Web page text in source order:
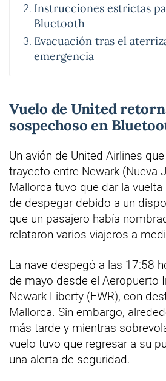
Instrucciones estrictas
Bluetooth
Evacuación tras el
emergencia
Vuelo de United
sospechoso en
Un avión de United Airlines
trayecto entre Newark (Nueva
Mallorca tuvo que dar la
de despegar debido a un
que un pasajero había
relataron varios viajeros a
La nave despegó a las 17:58
de mayo desde el Aeropuerto
Newark Liberty (EWR), con
Mallorca. Sin embargo,
más tarde y mientras
vuelo tuvo que regresar a su
una alerta de seguridad.